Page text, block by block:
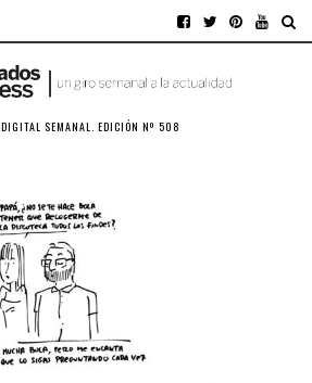
SEMANAL. EDICIÓN Nº 508